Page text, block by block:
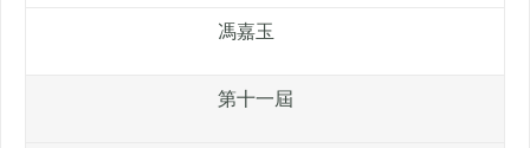
馮嘉玉
第十一屆